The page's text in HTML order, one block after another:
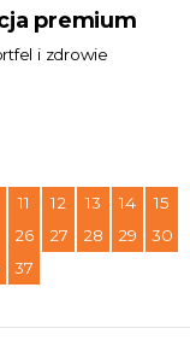
premium
i zdrowie
11 12 13 14
15
26 27 28 29
30
37